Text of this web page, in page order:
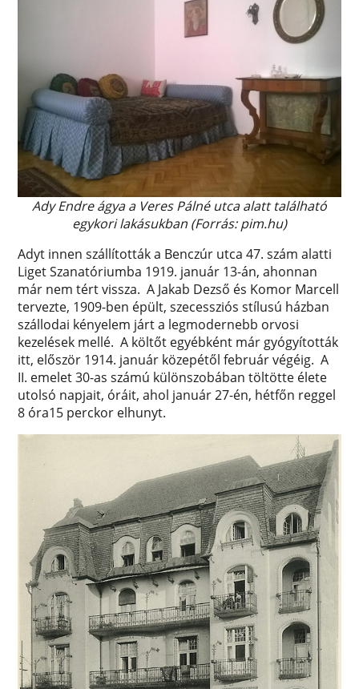
Ady Endre ágya a Veres Pálné utca alatt található
egykori lakásukban (Forrás: pim.hu)
Adyt innen szállították a Benczúr utca 47. szám alatti
Liget Szanatóriumba 1919. január 13-án, ahonnan
már nem tért vissza. A Jakab Dezső és Komor Marcell
tervezte, 1909-ben épült, szecessziós stílusú házban
szállodai kényelem járt a legmodernebb orvosi
kezelések mellé. A költőt egyébként már gyógyították
itt, először 1914. január közepétől február végéig. A
II. emelet 30-as számú különszobában töltötte élete
utolsó napjait, óráit, ahol január 27-én, hétfőn reggel
8 óra15 perckor elhunyt.